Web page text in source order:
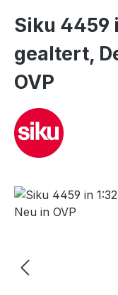
Siku 4459
gealtert,
OVP
Bildergalerie